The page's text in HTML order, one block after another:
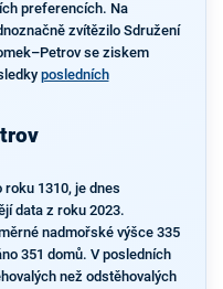
preferencích. Na
zvítězilo Sdružení
se ziskem
posledních
1310, je dnes
data z roku 2023.
nadmořské výšce 335
351 domů. V posledních
než odstěhovalých